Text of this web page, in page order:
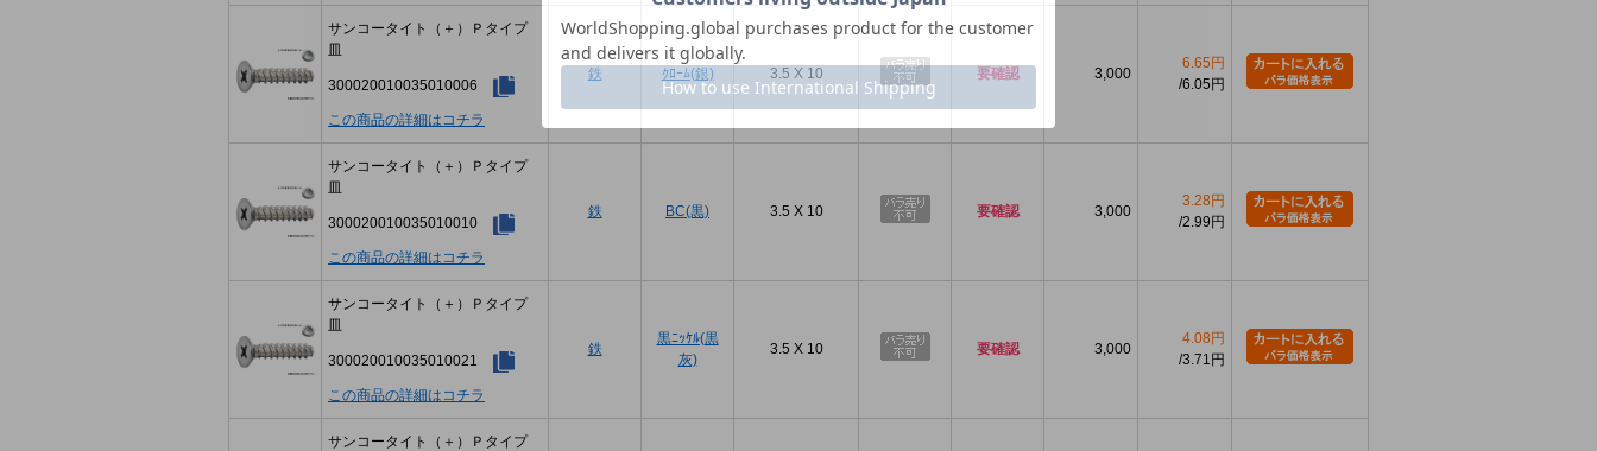
サンコータイト（＋）Ｐタイプ
皿
300020010035010006
この商品の詳細はコチラ
鉄 ｸﾛｰﾑ(銀) 3.5 X 10 要確認 3,000
6.65円
6.05円
サンコータイト（＋）Ｐタイプ
皿
300020010035010010
この商品の詳細はコチラ
鉄 BC(黒) 3.5 X 10 要確認 3,000
3.28円
2.99円
サンコータイト（＋）Ｐタイプ
皿
300020010035010021
この商品の詳細はコチラ
鉄
黒ﾆｯｹﾙ(黒
灰)
3.5 X 10 要確認 3,000
4.08円
3.71円
サンコータイト（＋）Ｐタイプ